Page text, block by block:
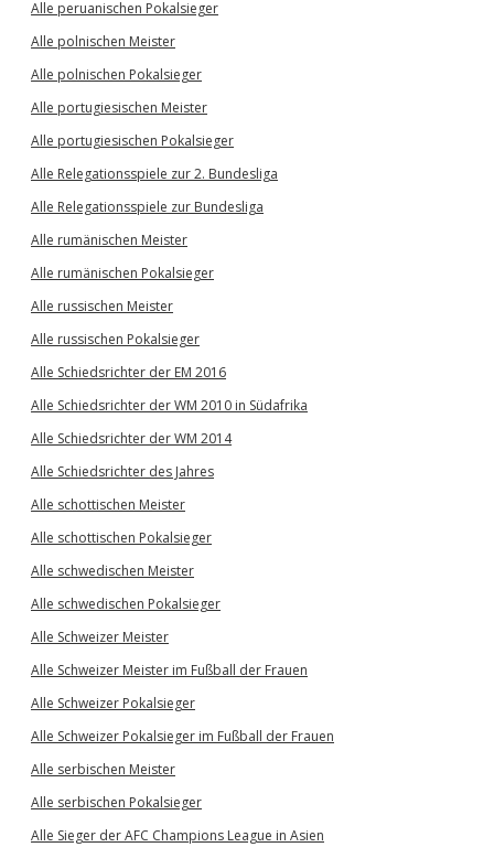
Alle peruanischen Pokalsieger
Alle polnischen Meister
Alle polnischen Pokalsieger
Alle portugiesischen Meister
Alle portugiesischen Pokalsieger
Alle Relegationsspiele zur 2. Bundesliga
Alle Relegationsspiele zur Bundesliga
Alle rumänischen Meister
Alle rumänischen Pokalsieger
Alle russischen Meister
Alle russischen Pokalsieger
Alle Schiedsrichter der EM 2016
Alle Schiedsrichter der WM 2010 in Südafrika
Alle Schiedsrichter der WM 2014
Alle Schiedsrichter des Jahres
Alle schottischen Meister
Alle schottischen Pokalsieger
Alle schwedischen Meister
Alle schwedischen Pokalsieger
Alle Schweizer Meister
Alle Schweizer Meister im Fußball der Frauen
Alle Schweizer Pokalsieger
Alle Schweizer Pokalsieger im Fußball der Frauen
Alle serbischen Meister
Alle serbischen Pokalsieger
Alle Sieger der AFC Champions League in Asien